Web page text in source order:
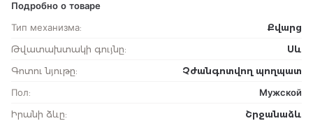
Подробно о товаре
Тип механизма:
Քվարց
Թվատախտակի գույնը:
Սև
Գոտու նյութը:
Չժանգոտվող պողպատ
Пол:
Мужской
Իրանի ձևը:
Շրջանաձև